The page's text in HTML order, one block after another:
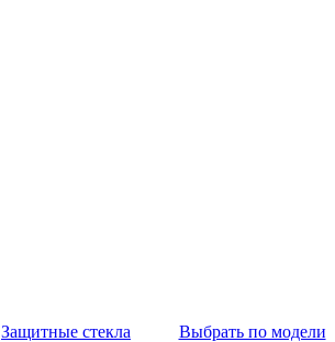
Защитные стекла Выбрать по модели